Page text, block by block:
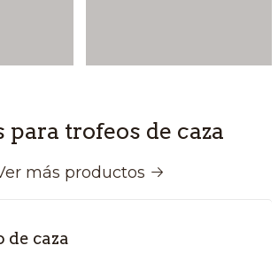
para trofeos de caza
más productos
de caza